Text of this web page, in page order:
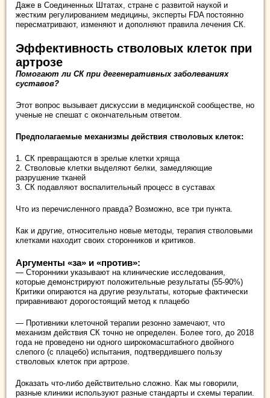
Даже в Соединенных Штатах, стране с развитой наукой и
жестким регулированием медицины, эксперты FDA постоянно
пересматривают, изменяют и дополняют правила лечения СК.
Эффективность стволовых клеток при
артрозе
Помогают ли СК при дегенеративных заболеваниях
суставов?
Этот вопрос вызывает дискуссии в медицинской сообществе, но
ученые не спешат с окончательным ответом.
Предполагаемые механизмы действия стволовых клеток:
1. СК превращаются в зрелые клетки хряща
2. Стволовые клетки выделяют белки, замедляющие
разрушение тканей
3. СК подавляют воспалительный процесс в суставах
Что из перечисленного правда? Возможно, все три пункта.
Как и другие, относительно новые методы, терапия стволовыми
клетками находит своих сторонников и критиков.
Аргументы «за» и «против»:
— Сторонники указывают на клинические исследования,
которые демонстрируют положительные результаты (55-90%)
Критики опираются на другие результаты, которые фактически
приравнивают дорогостоящий метод к плацебо
— Противники клеточной терапии резонно замечают, что
механизм действия СК точно не определен. Более того, до 2018
года не проведено ни одного широкомасштабного двойного
слепого (с плацебо) испытания, подтвердившего пользу
стволовых клеток при артрозе.
Доказать что-либо действительно сложно. Как мы говорили,
разные клиники используют разные стандарты и схемы терапии.